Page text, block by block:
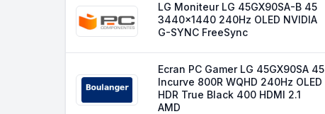
LG Moniteur LG 45GX90SA-B 45
3440x1440 240Hz OLED NVIDIA
G-SYNC FreeSync
Ecran PC Gamer LG 45GX90SA 45
Incurve 800R WQHD 240Hz OLED
HDR True Black 400 HDMI 2.1
AMD